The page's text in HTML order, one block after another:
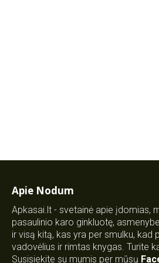
Apie Nodum
Apkasai.lt - svetainė apie įdomias,
pasaulinio karo ginkluotę,
ir visą kitą, kas yra per smulku, kad
vadovėlius ir rimtas knygas. Turite
Susisiekite su mumis per mūsų